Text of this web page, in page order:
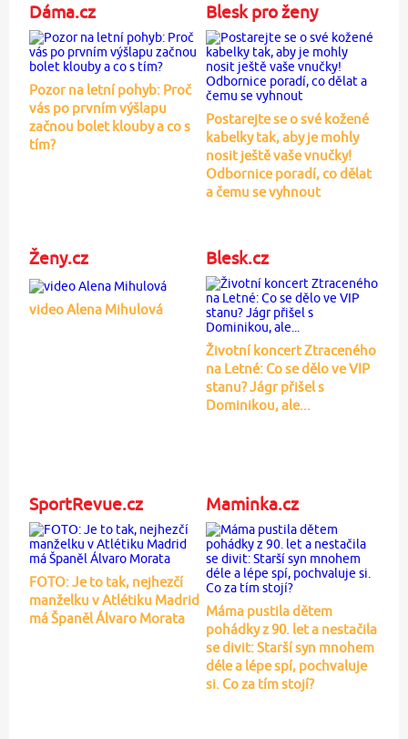
Dáma.cz
Pozor na letní pohyb: Proč
vás po prvním výšlapu
začnou bolet klouby a co s
tím?
Blesk pro ženy
Postarejte se o své kožené
kabelky tak, aby je mohly
nosit ještě vaše vnučky!
Odbornice poradí, co dělat
a čemu se vyhnout
Ženy.cz
video Alena Mihulová
Blesk.cz
Životní koncert Ztraceného
na Letné: Co se dělo ve VIP
stanu? Jágr přišel s
Dominikou, ale...
SportRevue.cz
FOTO: Je to tak, nejhezčí
manželku v Atlétiku Madrid
má Španěl Álvaro Morata
Maminka.cz
Máma pustila dětem
pohádky z 90. let a nestačila
se divit: Starší syn mnohem
déle a lépe spí, pochvaluje
si. Co za tím stojí?